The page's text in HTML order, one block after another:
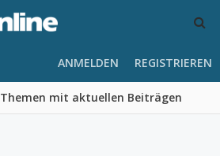
Themen mit aktuellen Beiträgen
ANMELDEN REGISTRIEREN